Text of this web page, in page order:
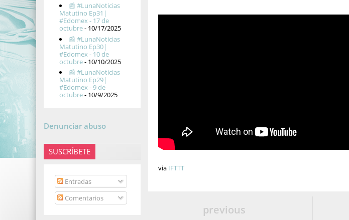
📰 #LunaNoticias
Matutino Ep31|
#Edomex - 17 de
octubre- 10/17/2025
📰 #LunaNoticias
Matutino Ep30|
#Edomex - 10 de
octubre- 10/10/2025
📰 #LunaNoticias
Matutino Ep29|
#Edomex - 9 de
octubre- 10/9/2025
Denunciar abuso
SUSCRÍBETE
Entradas
Comentarios
via IFTTT
previous